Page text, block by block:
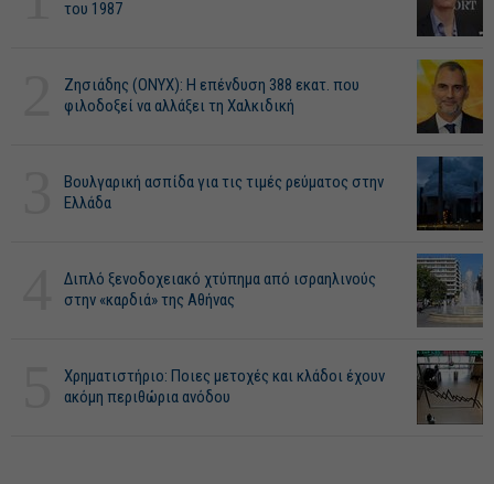
του 1987
Ζησιάδης (ONYX): Η επένδυση 388 εκατ. που
φιλοδοξεί να αλλάξει τη Χαλκιδική
Βουλγαρική ασπίδα για τις τιμές ρεύματος στην
Ελλάδα
Διπλό ξενοδοχειακό χτύπημα από ισραηλινούς
στην «καρδιά» της Αθήνας
Χρηματιστήριο: Ποιες μετοχές και κλάδοι έχουν
ακόμη περιθώρια ανόδου